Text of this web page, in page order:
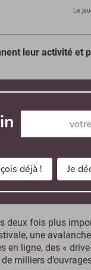
Le
leur activité et
pour les BU
des livres à
l’attente
deux fois plus
une
en ligne, des « drive
milliers
Abonnez-
déjà ! Je